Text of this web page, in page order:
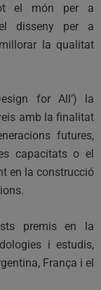
el món per a
disseny per a
la qualitat
for All’) la
amb la finalitat
futures,
capacitats o el
en la construcció
premis en la
i estudis,
França i el